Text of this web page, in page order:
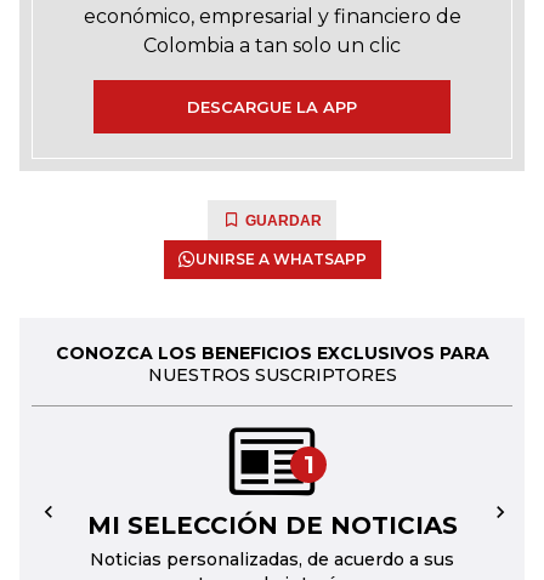
económico, empresarial y financiero de
Colombia a tan solo un clic
DESCARGUE LA APP
GUARDAR
UNIRSE A WHATSAPP
CONOZCA LOS BENEFICIOS EXCLUSIVOS PARA
NUESTROS SUSCRIPTORES
1
MI SELECCIÓN DE NOTICIAS
Noticias personalizadas, de acuerdo a sus
← →